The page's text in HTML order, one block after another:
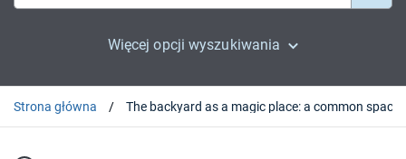
Więcej opcji wyszukiwania
Strona główna